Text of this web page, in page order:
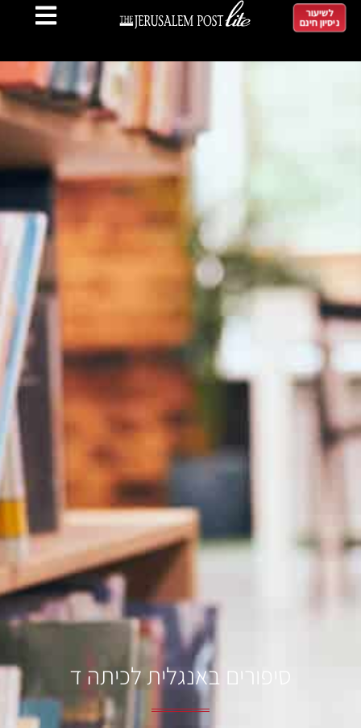
לשיעור
ניסיון חינם
סיפורים באנגלית לכיתה ד